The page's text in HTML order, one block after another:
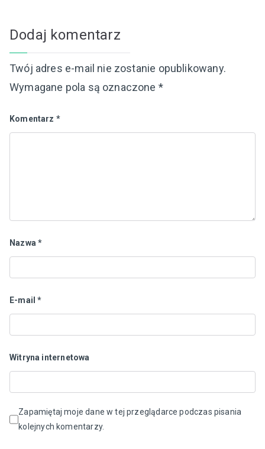
Dodaj komentarz
Twój adres e-mail nie zostanie opublikowany.
Wymagane pola są oznaczone *
Komentarz *
Nazwa*
E-mail*
Witryna internetowa
Zapamiętaj moje dane w tej przeglądarce podczas pisania
kolejnych komentarzy.